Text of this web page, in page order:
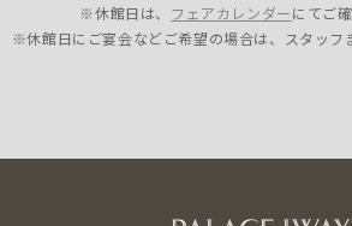
※休館日は、 フェアカレンダーにてご
※休館日にご宴会などご希望の場合は、スタッフ